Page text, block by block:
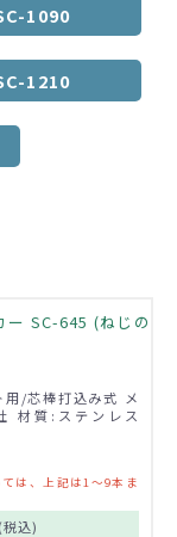
1090
1210
SC-645 (ねじの
/芯棒打込み式 メ
材質:ステンレス
は、上記は1～9本ま
込)